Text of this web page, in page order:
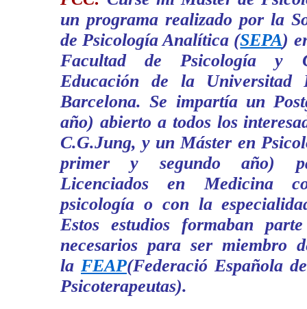
un programa realizado por la
de Psicología Analítica (SEPA)
Facultad de Psicología y
Educación de la Universitad
Barcelona. Se impartía un
año) abierto a todos los
C.G.Jung, y un Máster en
primer y segundo año)
Licenciados en Medicina
psicología o con la
Estos estudios formaban
necesarios para ser miembro
la FEAP(Federació Española
Psicoterapeutas).